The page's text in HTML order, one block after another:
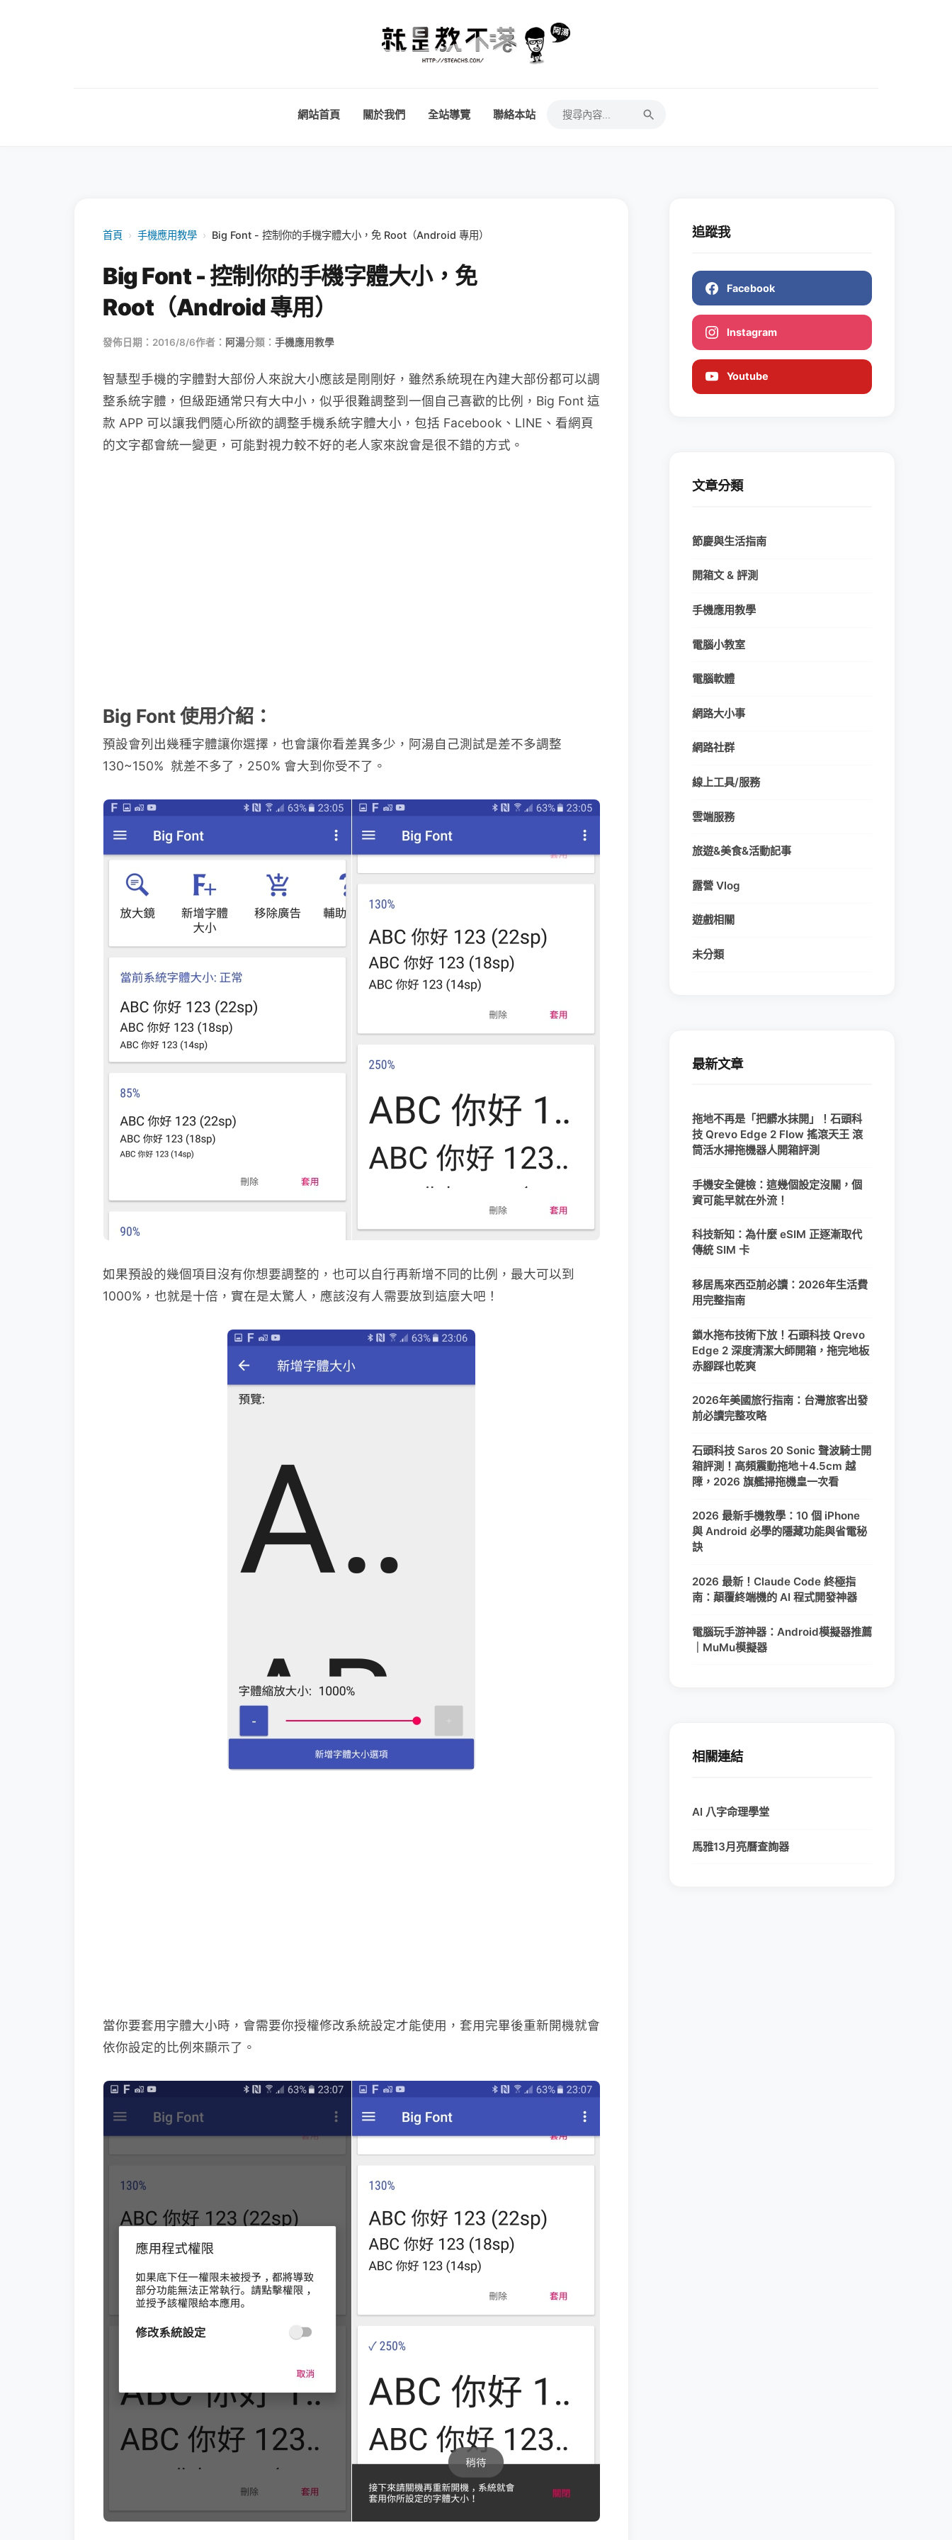
網站首頁 關於我們 全站導覽 聯絡本站
首頁 › 手機應用教學 › Big Font - 控制你的手機字體大小，免 Root（Android 專用）
Big Font - 控制你的手機字體大小，免
Root（Android 專用）
發佈日期：2016/8/6作者： 阿湯分類： 手機應用教學
智慧型手機的字體對大部份人來說大小應該是剛剛好，雖然系統現在內建大部份都可以調
整系統字體，但級距通常只有大中小，似乎很難調整到一個自己喜歡的比例，Big Font 這
款 APP 可以讓我們隨心所欲的調整手機系統字體大小，包括 Facebook、LINE、看網頁
的文字都會統一變更，可能對視力較不好的老人家來說會是很不錯的方式。
Big Font 使用介紹：
預設會列出幾種字體讓你選擇，也會讓你看差異多少，阿湯自己測試是差不多調整
130~150% 就差不多了，250% 會大到你受不了。
如果預設的幾個項目沒有你想要調整的，也可以自行再新增不同的比例，最大可以到
1000%，也就是十倍，實在是太驚人，應該沒有人需要放到這麼大吧！
當你要套用字體大小時，會需要你授權修改系統設定才能使用，套用完畢後重新開機就會
依你設定的比例來顯示了。
追蹤我
Facebook
Instagram
Youtube
文章分類
節慶與生活指南
開箱文 & 評測
手機應用教學
電腦小教室
電腦軟體
網路大小事
網路社群
線上工具/服務
雲端服務
旅遊&美食&活動記事
露營 Vlog
遊戲相關
未分類
最新文章
拖地不再是「把髒水抹開」！石頭科
技 Qrevo Edge 2 Flow 搖滾天王 滾
筒活水掃拖機器人開箱評測
手機安全健檢：這幾個設定沒關，個
資可能早就在外流！
科技新知：為什麼 eSIM 正逐漸取代
傳統 SIM 卡
移居馬來西亞前必讀：2026年生活費
用完整指南
鎖水拖布技術下放！石頭科技 Qrevo
Edge 2 深度清潔大師開箱，拖完地板
赤腳踩也乾爽
2026年美國旅行指南：台灣旅客出發
前必讀完整攻略
石頭科技 Saros 20 Sonic 聲波騎士開
箱評測！高頻震動拖地＋4.5cm 越
障，2026 旗艦掃拖機皇一次看
2026 最新手機教學：10 個 iPhone
與 Android 必學的隱藏功能與省電秘
訣
2026 最新！Claude Code 終極指
南：顛覆終端機的 AI 程式開發神器
電腦玩手游神器：Android模擬器推薦
｜MuMu模擬器
相關連結
AI 八字命理學堂
馬雅13月亮曆查詢器